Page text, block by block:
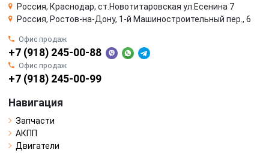
Россия, Краснодар, ст.Новотитаровская ул.Есенина 7
Россия, Ростов-на-Дону, 1-й Машиностроительный пер., 6
Офис продаж
+7 (918) 245-00-88
Офис продаж
+7 (918) 245-00-99
Навигация
Запчасти
АКПП
Двигатели